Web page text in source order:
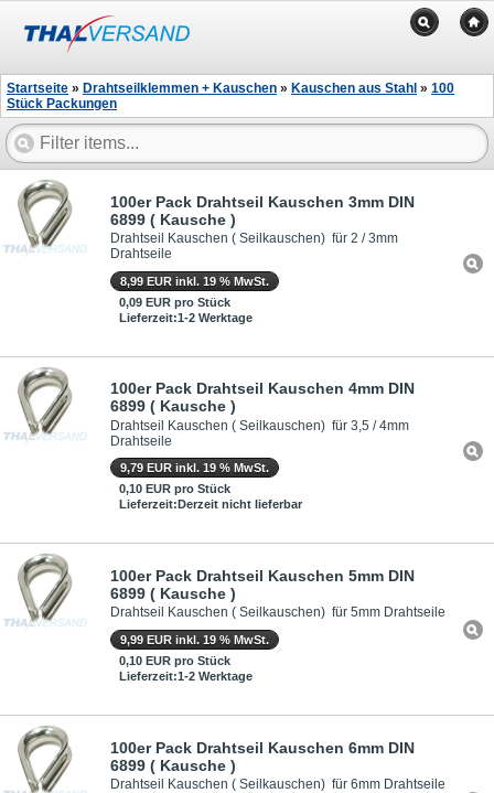
Startseite » Drahtseilklemmen + Kauschen » Kauschen aus Stahl » 100
Stück Packungen
100er Pack Drahtseil Kauschen 3mm DIN
6899 ( Kausche )
Drahtseil Kauschen ( Seilkauschen) für 2 / 3mm
Drahtseile
8,99 EUR inkl. 19 % MwSt.
0,09 EUR pro Stück
Lieferzeit:1-2 Werktage
100er Pack Drahtseil Kauschen 4mm DIN
6899 ( Kausche )
Drahtseil Kauschen ( Seilkauschen) für 3,5 / 4mm
Drahtseile
9,79 EUR inkl. 19 % MwSt.
0,10 EUR pro Stück
Lieferzeit:Derzeit nicht lieferbar
100er Pack Drahtseil Kauschen 5mm DIN
6899 ( Kausche )
Drahtseil Kauschen ( Seilkauschen) für 5mm Drahtseile
9,99 EUR inkl. 19 % MwSt.
0,10 EUR pro Stück
Lieferzeit:1-2 Werktage
100er Pack Drahtseil Kauschen 6mm DIN
6899 ( Kausche )
Drahtseil Kauschen ( Seilkauschen) für 6mm Drahtseile